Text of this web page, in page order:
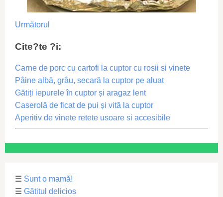
Următorul
Cite?te ?i:
Carne de porc cu cartofi la cuptor cu rosii si vinete
Pâine albă, grâu, secară la cuptor pe aluat
Gătiți iepurele în cuptor și aragaz lent
Caserolă de ficat de pui și vită la cuptor
Aperitiv de vinete retete usoare si accesibile
☰ Sunt o mamă!
☰ Gătitul delicios